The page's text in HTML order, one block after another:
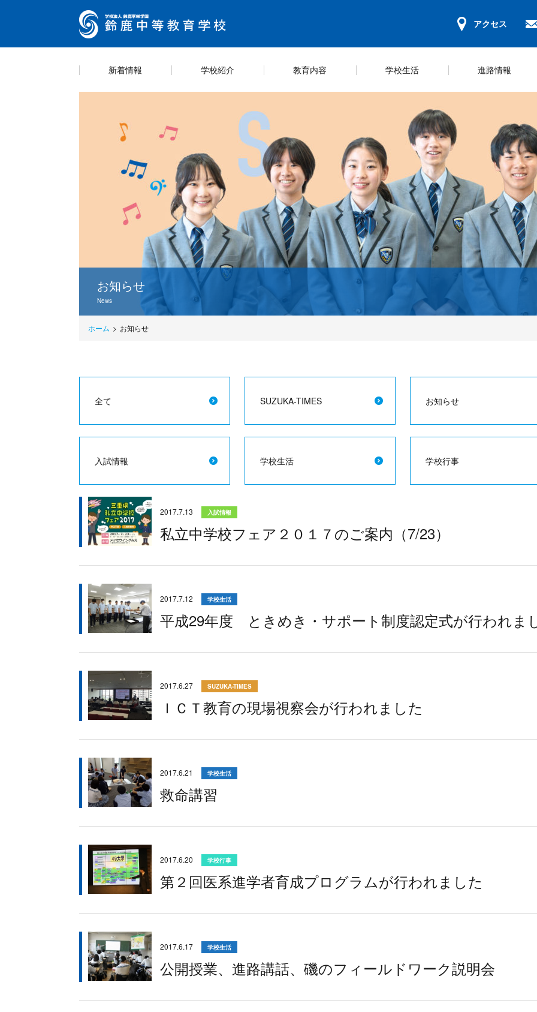
アクセス
新着情報 学校紹介
学校紹介
Introducing School
キャンパスマップ
学校長挨拶 保護者会 災害時の対応
教育内容
教育内容
Education
カリキュラム＆コース紹介
海外研修 体験型学習 探究活動
学校生活
学校生活
https://guide.ckip.jp/suzuka-h/ Life
スクールライフ
生徒の心得
進路情報
情報公開
information
学則
部活動ガイドライン 学校評価 財務報告
入試案内
Entrance examination
スケジュール
説明会のご案内 WEB出願等の手続き
お知らせ
News
ホーム お知らせ
全て SUZUKA-TIMES お知らせ
入試情報 学校生活 学校行事
2017.7.13 入試情報
私立中学校フェア２０１７のご案内（7/23）
2017.7.12 学校生活
平成29年度 ときめき・サポート制度認定式が行われま
2017.6.27 SUZUKA-TIMES
ＩＣＴ教育の現場視察会が行われました
2017.6.21 学校生活
救命講習
2017.6.20 学校行事
第２回医系進学者育成プログラムが行われました
2017.6.17 学校生活
公開授業、進路講話、磯のフィールドワーク説明会